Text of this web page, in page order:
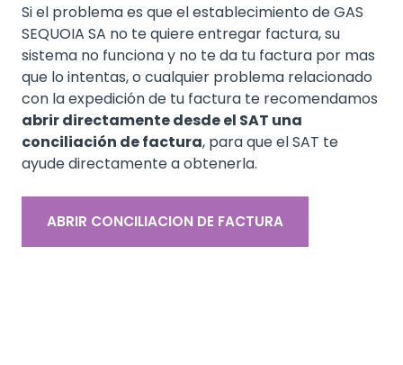
Si el problema es que el establecimiento de GAS
SEQUOIA SA no te quiere entregar factura, su
sistema no funciona y no te da tu factura por mas
que lo intentas, o cualquier problema relacionado
con la expedición de tu factura te recomendamos
abrir directamente desde el SAT una
conciliación de factura, para que el SAT te
ayude directamente a obtenerla.
ABRIR CONCILIACION DE FACTURA